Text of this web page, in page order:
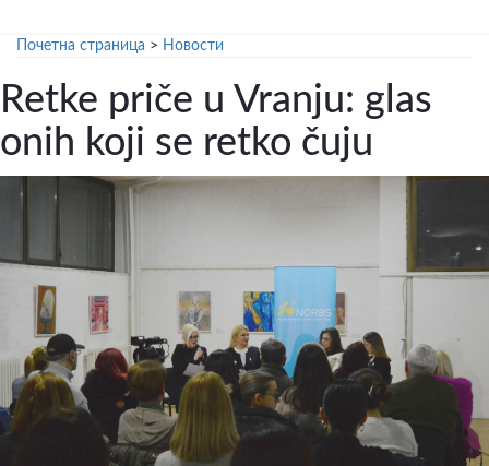
Почетна страница > Новости
Retke priče u Vranju: glas
onih koji se retko čuju